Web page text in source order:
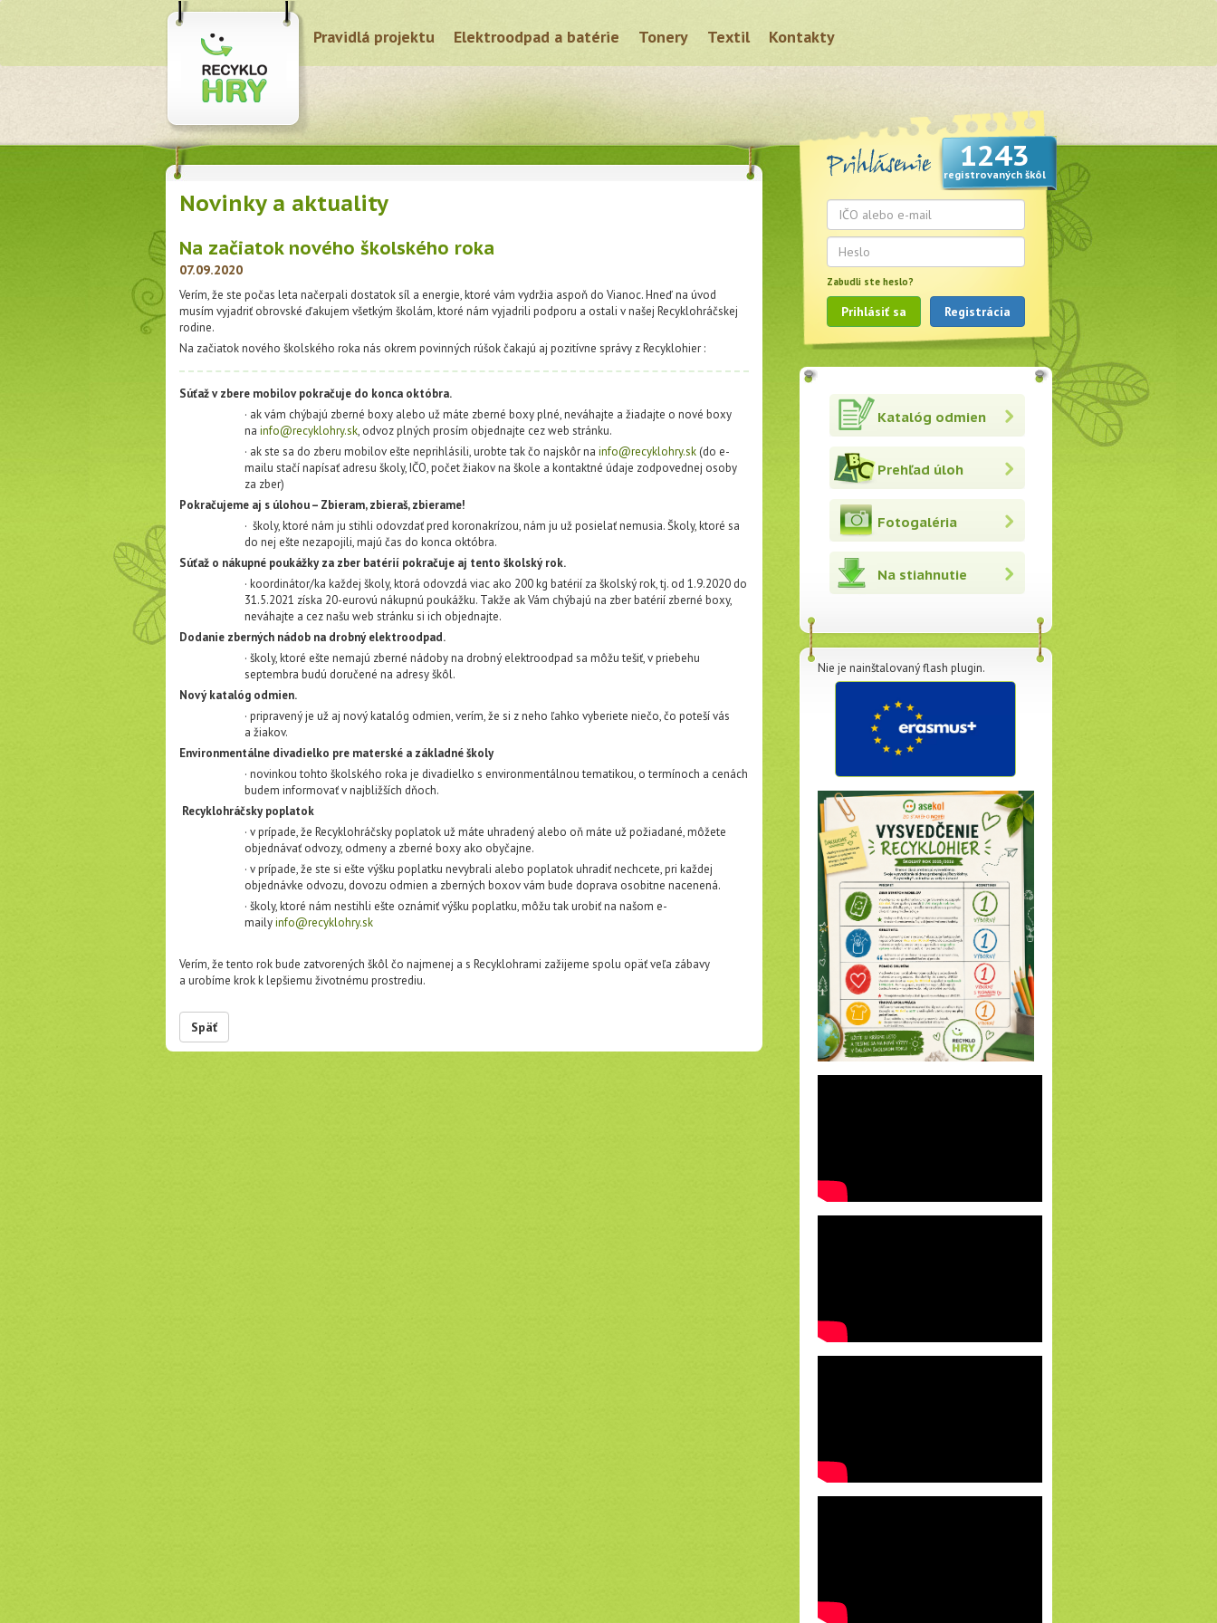
Pravidlá projektu Elektroodpad a batérie Tonery Textil Kontakty
Novinky a aktuality
Na začiatok nového školského roka
07.09.2020
Verím, že ste počas leta načerpali dostatok síl a energie, ktoré vám vydržia aspoň do Vianoc. Hneď na úvod
musím vyjadriť obrovské ďakujem všetkým školám, ktoré nám vyjadrili podporu a ostali v našej Recyklohráčskej
rodine.
Na začiatok nového školského roka nás okrem povinných rúšok čakajú aj pozitívne správy z Recyklohier :
Súťaž v zbere mobilov pokračuje do konca októbra.
· ak vám chýbajú zberné boxy alebo už máte zberné boxy plné, neváhajte a žiadajte o nové boxy
na info@recyklohry.sk, odvoz plných prosím objednajte cez web stránku.
· ak ste sa do zberu mobilov ešte neprihlásili, urobte tak čo najskôr na info@recyklohry.sk(do e-
mailu stačí napísať adresu školy, IČO, počet žiakov na škole a kontaktné údaje zodpovednej osoby
za zber)
Pokračujeme aj s úlohou – Zbieram, zbieraš, zbierame!
· školy, ktoré nám ju stihli odovzdať pred koronakrízou, nám ju už posielať nemusia. Školy, ktoré sa
do nej ešte nezapojili, majú čas do konca októbra.
Súťaž o nákupné poukážky za zber batérií pokračuje aj tento školský rok.
· koordinátor/ka každej školy, ktorá odovzdá viac ako 200 kg batérií za školský rok, tj. od 1.9.2020 do
31.5.2021 získa 20-eurovú nákupnú poukážku. Takže ak Vám chýbajú na zber batérií zberné boxy,
neváhajte a cez našu web stránku si ich objednajte.
Dodanie zberných nádob na drobný elektroodpad.
· školy, ktoré ešte nemajú zberné nádoby na drobný elektroodpad sa môžu tešiť, v priebehu
septembra budú doručené na adresy škôl.
Nový katalóg odmien.
· pripravený je už aj nový katalóg odmien, verím, že si z neho ľahko vyberiete niečo, čo poteší vás
a žiakov.
Environmentálne divadielko pre materské a základné školy
· novinkou tohto školského roka je divadielko s environmentálnou tematikou, o termínoch a cenách
budem informovať v najbližších dňoch.
Recyklohráčsky poplatok
· v prípade, že Recyklohráčsky poplatok už máte uhradený alebo oň máte už požiadané, môžete
objednávať odvozy, odmeny a zberné boxy ako obyčajne.
· v prípade, že ste si ešte výšku poplatku nevybrali alebo poplatok uhradiť nechcete, pri každej
objednávke odvozu, dovozu odmien a zberných boxov vám bude doprava osobitne nacenená.
· školy, ktoré nám nestihli ešte oznámiť výšku poplatku, môžu tak urobiť na našom e-
mailyinfo@recyklohry.sk
Verím, že tento rok bude zatvorených škôl čo najmenej a s Recyklohrami zažijeme spolu opäť veľa zábavy
a urobíme krok k lepšiemu životnému prostrediu.
Späť
1243
registrovaných škôl
Zabudli ste heslo?
Prihlásiť sa Registrácia
Katalóg odmien
Prehľad úloh
Fotogaléria
Na stiahnutie
Nie je nainštalovaný flash plugin.